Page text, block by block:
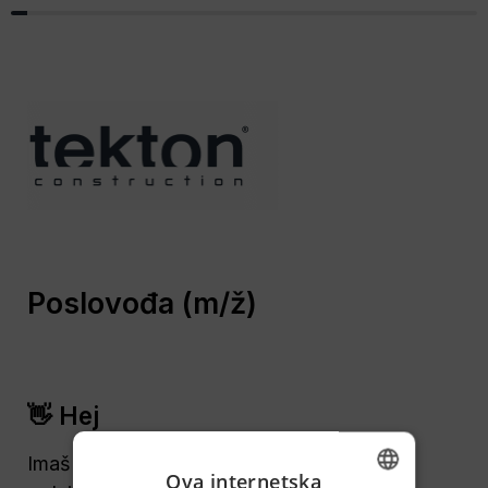
Poslovođa (m/ž)
👋 Hej
Imaš iskustva s gradilištima i znaš voditi
Ova internetska